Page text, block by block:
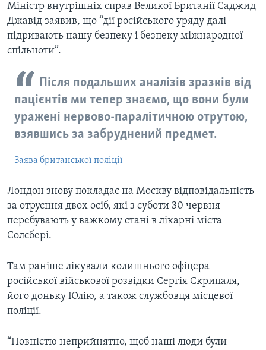
Мови
Міністр внутрішніх справ Великої Британії Саджид
Джавід заявив, що “дії російського уряду далі
підривають нашу безпеку і безпеку міжнародної
спільноти”.
Після подальших аналізів зразків від
пацієнтів ми тепер знаємо, що вони були
уражені нервово-паралітичною отрутою,
взявшись за забруднений предмет.
Заява британської поліції
Лондон знову покладає на Москву відповідальність
за отруєння двох осіб, які з суботи 30 червня
перебувають у важкому стані в лікарні міста
Солсбері.
Там раніше лікували колишнього офіцера
російської військової розвідки Сергія Скрипаля,
його доньку Юлію, а також службовця місцевої
поліції.
“Повністю неприйнятно, щоб наші люди були